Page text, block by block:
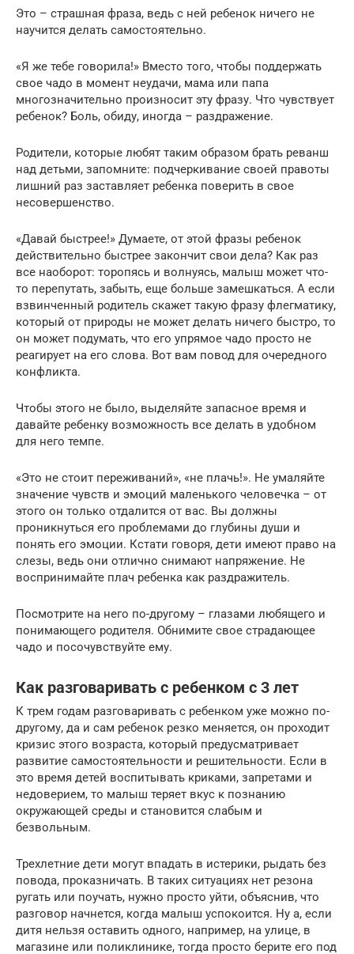
Это – страшная фраза, ведь с ней ребенок ничего не
научится делать самостоятельно.
«Я же тебе говорила!» Вместо того, чтобы поддержать
свое чадо в момент неудачи, мама или папа
многозначительно произносит эту фразу. Что чувствует
ребенок? Боль, обиду, иногда – раздражение.
Родители, которые любят таким образом брать реванш
над детьми, запомните: подчеркивание своей правоты
лишний раз заставляет ребенка поверить в свое
несовершенство.
«Давай быстрее!» Думаете, от этой фразы ребенок
действительно быстрее закончит свои дела? Как раз
все наоборот: торопясь и волнуясь, малыш может что-
то перепутать, забыть, еще больше замешкаться. А если
взвинченный родитель скажет такую фразу флегматику,
который от природы не может делать ничего быстро, то
он может подумать, что его упрямое чадо просто не
реагирует на его слова. Вот вам повод для очередного
конфликта.
Чтобы этого не было, выделяйте запасное время и
давайте ребенку возможность все делать в удобном
для него темпе.
«Это не стоит переживаний», «не плачь!». Не умаляйте
значение чувств и эмоций маленького человечка – от
этого он только отдалится от вас. Вы должны
проникнуться его проблемами до глубины души и
понять его эмоции. Кстати говоря, дети имеют право на
слезы, ведь они отлично снимают напряжение. Не
воспринимайте плач ребенка как раздражитель.
Посмотрите на него по-другому – глазами любящего и
понимающего родителя. Обнимите свое страдающее
чадо и посочувствуйте ему.
Как разговаривать с ребенком с 3 лет
К трем годам разговаривать с ребенком уже можно по-
другому, да и сам ребенок резко меняется, он проходит
кризис этого возраста, который предусматривает
развитие самостоятельности и решительности. Если в
это время детей воспитывать криками, запретами и
недоверием, то малыш теряет вкус к познанию
окружающей среды и становится слабым и
безвольным.
Трехлетние дети могут впадать в истерики, рыдать без
повода, проказничать. В таких ситуациях нет резона
ругать или поучать, нужно просто уйти, объяснив, что
разговор начнется, когда малыш успокоится. Ну а, если
дитя нельзя оставить одного, например, на улице, в
магазине или поликлинике, тогда просто берите его под